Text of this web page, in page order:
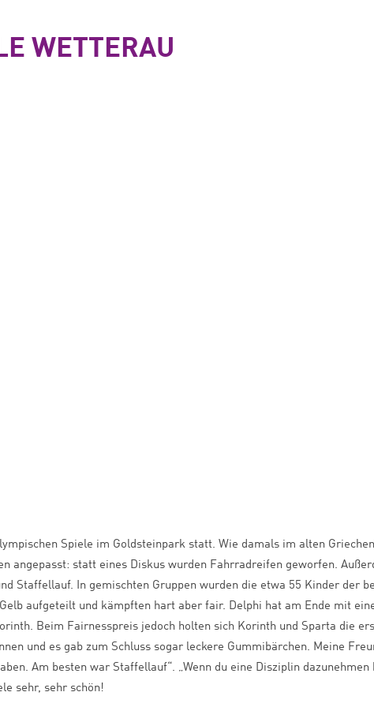
WETTERAU
Spiele im Goldsteinpark statt. Wie damals im alten
angepasst: statt eines Diskus wurden Fahrradreifen geworfen.
Staffellauf. In gemischten Gruppen wurden die etwa 55 Kinder der
aufgeteilt und kämpften hart aber fair. Delphi hat am Ende mit
Beim Fairnesspreis jedoch holten sich Korinth und Sparta die
und es gab zum Schluss sogar leckere Gummibärchen. Meine
Am besten war Staffellauf“. „Wenn du eine Disziplin
sehr, sehr schön!